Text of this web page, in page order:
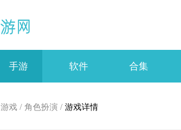
手游 软件 合集
游戏 / 角色扮演 / 游戏详情